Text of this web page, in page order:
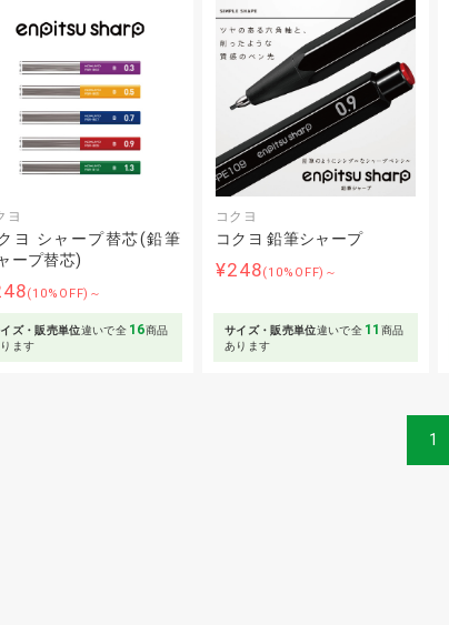
ヨ
ヨ シャープ替芯(鉛筆
ープ替芯)
(10%OFF)～
ズ・販売単位違いで全 16商品
ます
コクヨ
コクヨ 鉛筆シャープ
¥248(10%OFF)～
サイズ・販売単位違いで全 11 商品
あります
1